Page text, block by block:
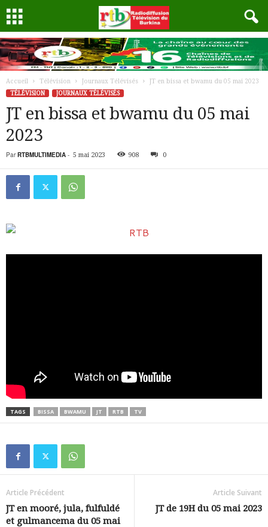
Accueil Télévision Journaux Télévisés
JT en bissa et bwamu du 05 mai 2023
TÉLÉVISION
JOURNAUX TÉLÉVISÉS
JT en bissa et bwamu du 05 mai
2023
Par RTBMULTIMEDIA - 5 mai 2023 908 0
TAGS BISSA BWAMU JT RTB TV
Article Précédent
JT en mooré, jula, fulfuldé
et gulmancema du 05 mai
Article Suivant
JT de 19H du 05 mai 2023